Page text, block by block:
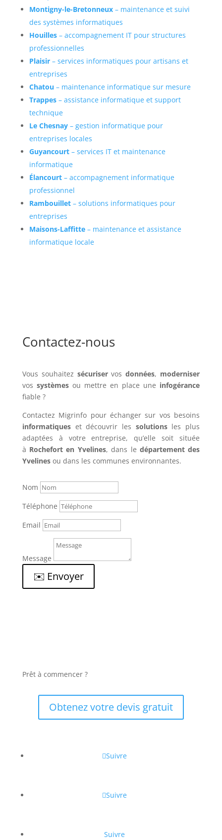
Montigny-le-Bretonneux– maintenance et suivi
des systèmes informatiques
Houilles – accompagnement IT pour structures
professionnelles
Plaisir– services informatiques pour artisans et
entreprises
Chatou – maintenance informatique sur mesure
Trappes– assistance informatique et support
technique
Le Chesnay– gestion informatique pour
entreprises locales
Guyancourt– services IT et maintenance
informatique
Élancourt– accompagnement informatique
professionnel
Rambouillet– solutions informatiques pour
entreprises
Maisons-Laffitte– maintenance et assistance
informatique locale
Contactez-nous
Vous souhaitez sécuriservosdonnées, moderniser
vos systèmesou mettre en place une infogérance
fiable ?
Contactez Migrinfo pour échanger sur vos besoins
informatiqueset découvrir les solutionsles plus
adaptées à votre entreprise, qu’elle soit située
à Rochefort en Yvelines, dans le département des
Yvelinesou dans les communes environnantes.
Nom
Téléphone
Email
Message
✉️ Envoyer
Prêt à commencer ?
Obtenez votre devis gratuit
Suivre
Suivre
Suivre